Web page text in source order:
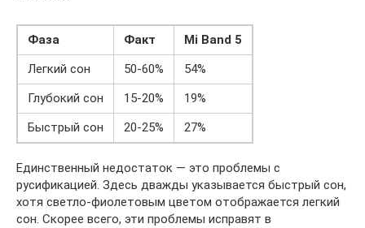
Фаза Факт
Mi Band 5
Легкий сон
50-60%
54%
Глубокий сон
15-20%
19%
Быстрый сон
20-25% 27%
Единственный недостаток — это проблемы с
русификацией. Здесь дважды указывается быстрый сон,
хотя светло-фиолетовым цветом отображается легкий
сон. Скорее всего, эти проблемы исправят в